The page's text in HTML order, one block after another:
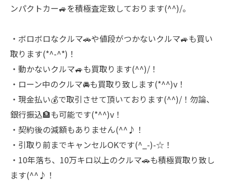
ンパクトカー🚙を積極査定致しております(^^)/。
・ボロボロなクルマ🚗や値段がつかないクルマ🚙も買い
取ります(*^-^*)！
・動かないクルマ🚙も買取ります(^^)/！
・ローン中のクルマ🚘も買取り致します(*^^)v！
・現金払い💰で取引させて頂いております(^^)/！勿論、
銀行振込🏦も可能です(*^^)v！
・契約後の減額もありません(^^♪！
・引取り前までキャンセルOKです(^_-)-☆！
・10年落ち、10万キロ以上のクルマ🚗も積極買取り致し
ます(^^♪！